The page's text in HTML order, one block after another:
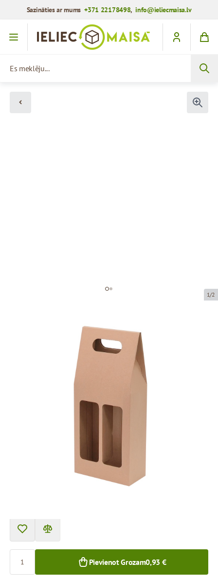
Sazināties ar mums+371 22178498,info@ieliecmaisa.lv
Iet uz saturu
1/2
Kartona kastes ar logu
(mikrogofras)
165 x 85 x 330 mm
Prece ir pieejama saņemšanai pakomātā.
0,80 €
Pievienot Grozam0,93 €